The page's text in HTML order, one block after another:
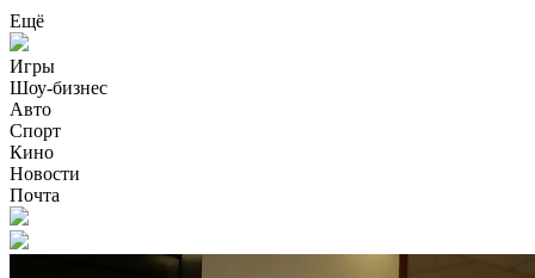
Ещё
Игры
Шоу-бизнес
Авто
Спорт
Кино
Новости
Почта